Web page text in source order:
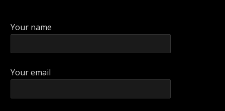
Your name
Your email